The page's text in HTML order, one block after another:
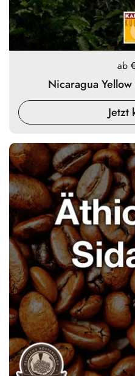
ab
Nicaragua Yellow
Jetzt